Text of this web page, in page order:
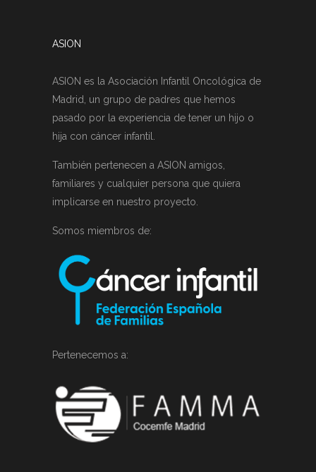
ASION
ASION es la Asociación Infantil Oncológica de
Madrid, un grupo de padres que hemos
pasado por la experiencia de tener un hijo o
hija con cáncer infantil.
También pertenecen a ASION amigos,
familiares y cualquier persona que quiera
implicarse en nuestro proyecto.
Somos miembros de:
Pertenecemos a: